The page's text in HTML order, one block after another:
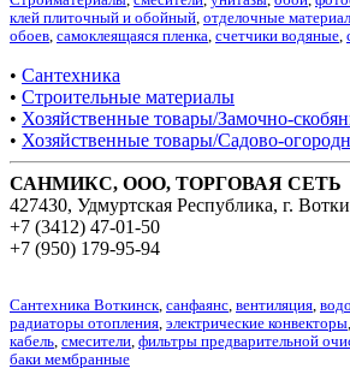
клей плиточный и обойный, отделочные
обоев, самоклеящаяся пленка, счетчики водяные,
• Сантехника
• Строительные материалы
• Хозяйственные товары/Замочно-
• Хозяйственные товары/Садово-
САНМИКС, ООО, ТОРГОВАЯ СЕТЬ
427430, Удмуртская Республика, г.
+7 (3412) 47-01-50
+7 (950) 179-95-94
Сантехника Воткинск санфаянс вентиляция
радиаторы отопления электрические конвекторы
кабель смесители фильтры предварительной
баки мембранные